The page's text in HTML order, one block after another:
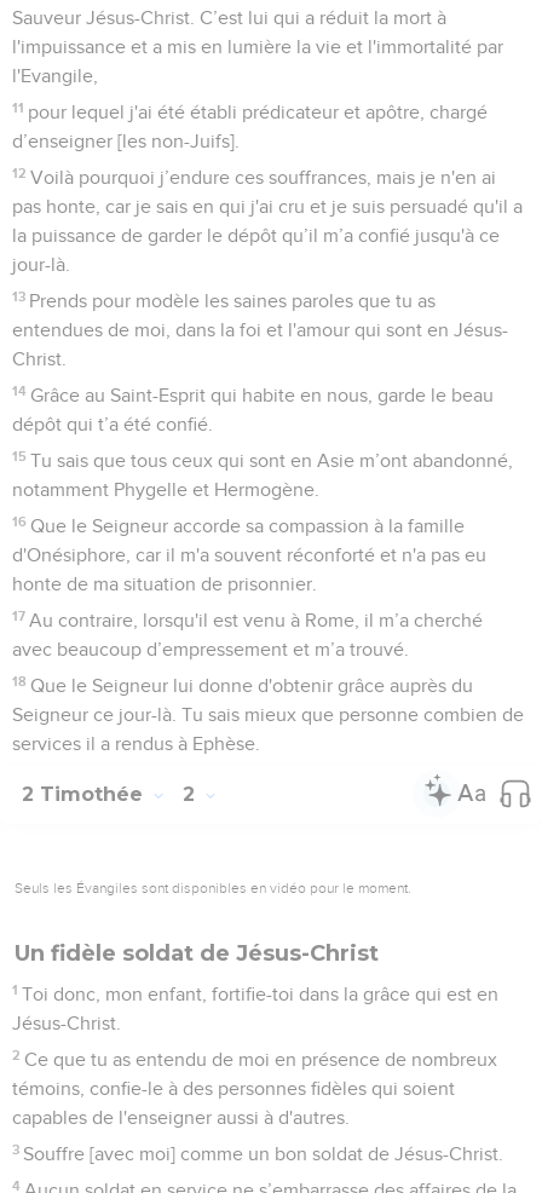
Sauveur Jésus-Christ. C’est lui qui a réduit la mort à
l'impuissance et a mis en lumière la vie et l'immortalité par
l'Evangile,
11 pour lequel j'ai été établi prédicateur et apôtre, chargé
d’enseigner [les non-Juifs].
12 Voilà pourquoi j’endure ces souffrances, mais je n'en ai
pas honte, car je sais en qui j'ai cru et je suis persuadé qu'il a
la puissance de garder le dépôt qu’il m’a confié jusqu'à ce
jour-là.
13 Prends pour modèle les saines paroles que tu as
entendues de moi, dans la foi et l'amour qui sont en Jésus-
Christ.
14 Grâce au Saint-Esprit qui habite en nous, garde le beau
dépôt qui t’a été confié.
15 Tu sais que tous ceux qui sont en Asie m’ont abandonné,
notamment Phygelle et Hermogène.
16 Que le Seigneur accorde sa compassion à la famille
d'Onésiphore, car il m'a souvent réconforté et n'a pas eu
honte de ma situation de prisonnier.
17 Au contraire, lorsqu'il est venu à Rome, il m’a cherché
avec beaucoup d’empressement et m’a trouvé.
18 Que le Seigneur lui donne d'obtenir grâce auprès du
Seigneur ce jour-là. Tu sais mieux que personne combien de
services il a rendus à Ephèse.
2 Timothée 2
Seuls les Évangiles sont disponibles en vidéo pour le moment.
Un fidèle soldat de Jésus-Christ
1 Toi donc, mon enfant, fortifie-toi dans la grâce qui est en
Jésus-Christ.
2 Ce que tu as entendu de moi en présence de nombreux
témoins, confie-le à des personnes fidèles qui soient
capables de l'enseigner aussi à d'autres.
3 Souffre [avec moi] comme un bon soldat de Jésus-Christ.
4